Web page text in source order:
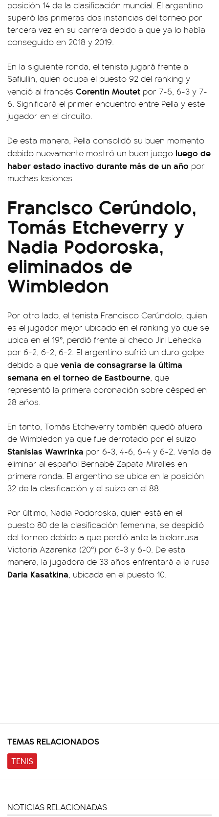
posición 14 de la clasificación mundial. El argentino
superó las primeras dos instancias del torneo por
tercera vez en su carrera debido a que ya lo había
conseguido en 2018 y 2019.
En la siguiente ronda, el tenista jugará frente a
Safiullin, quien ocupa el puesto 92 del ranking y
venció al francés Corentin Moutet por 7-5, 6-3 y 7-
6. Significará el primer encuentro entre Pella y este
jugador en el circuito.
De esta manera, Pella consolidó su buen momento
debido nuevamente mostró un buen juego luego de
haber estado inactivo durante más de un año por
muchas lesiones.
Francisco Cerúndolo,
Tomás Etcheverry y
Nadia Podoroska,
eliminados de
Wimbledon
Por otro lado, el tenista Francisco Cerúndolo, quien
es el jugador mejor ubicado en el ranking ya que se
ubica en el 19°, perdió frente al checo Jiri Lehecka
por 6-2, 6-2, 6-2. El argentino sufrió un duro golpe
debido a que venía de consagrarse la última
semana en el torneo de Eastbourne, que
representó la primera coronación sobre césped en
28 años.
En tanto, Tomás Etcheverry también quedó afuera
de Wimbledon ya que fue derrotado por el suizo
Stanislas Wawrinka por 6-3, 4-6, 6-4 y 6-2. Venía de
eliminar al español Bernabé Zapata Miralles en
primera ronda. El argentino se ubica en la posición
32 de la clasificación y el suizo en el 88.
Por último, Nadia Podoroska, quien está en el
puesto 80 de la clasificación femenina, se despidió
del torneo debido a que perdió ante la bielorrusa
Victoria Azarenka (20°) por 6-3 y 6-0. De esta
manera, la jugadora de 33 años enfrentará a la rusa
Daria Kasatkina, ubicada en el puesto 10.
TEMAS RELACIONADOS
TENIS
NOTICIAS RELACIONADAS